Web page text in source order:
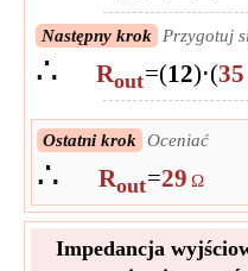
Następny krok Przygotuj
∴ Rout=(12)⋅(35
Ostatni krok Oceniać
∴ Rout=29 Ω
Impedancja